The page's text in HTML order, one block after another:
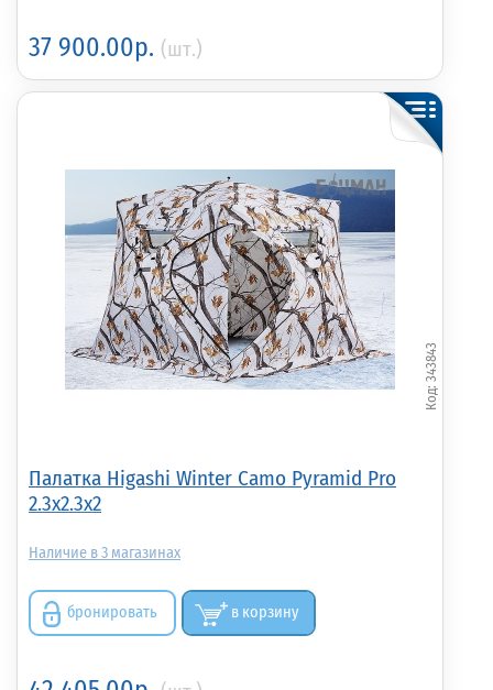
37 900.00р. (шт.)
Палатка Higashi Winter Camo Pyramid Pro
2.3x2.3x2
343843
3
бронировать в корзину